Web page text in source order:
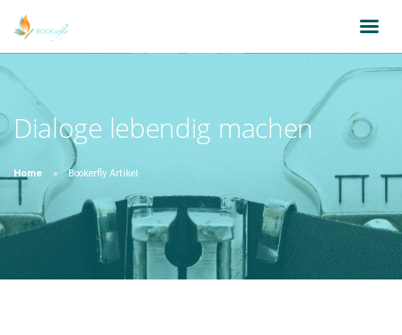
Dialoge lebendig machen
Home Bookerfly Artikel